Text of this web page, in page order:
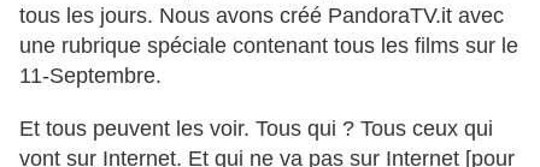
tous les jours. Nous avons créé PandoraTV.it avec
une rubrique spéciale contenant tous les films sur le
11-Septembre.
Et tous peuvent les voir. Tous qui ? Tous ceux qui
vont sur Internet. Et qui ne va pas sur Internet [pour